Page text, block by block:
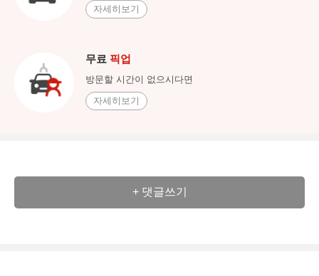
자세히보기
무료 픽업
방문할 시간이 없으시다면
자세히보기
+ 댓글쓰기